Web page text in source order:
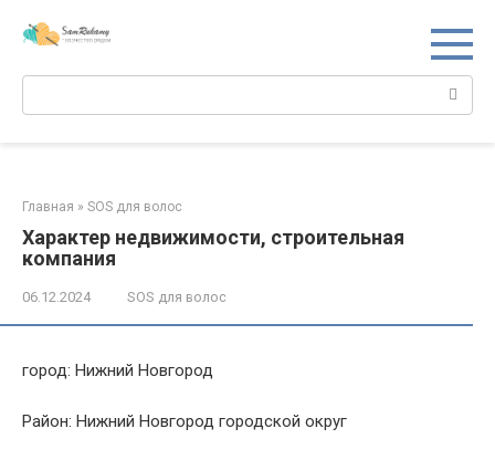
Главная » SOS для волос
Характер недвижимости, строительная
компания
06.12.2024 SOS для волос
город: Нижний Новгород
Район: Нижний Новгород городской округ